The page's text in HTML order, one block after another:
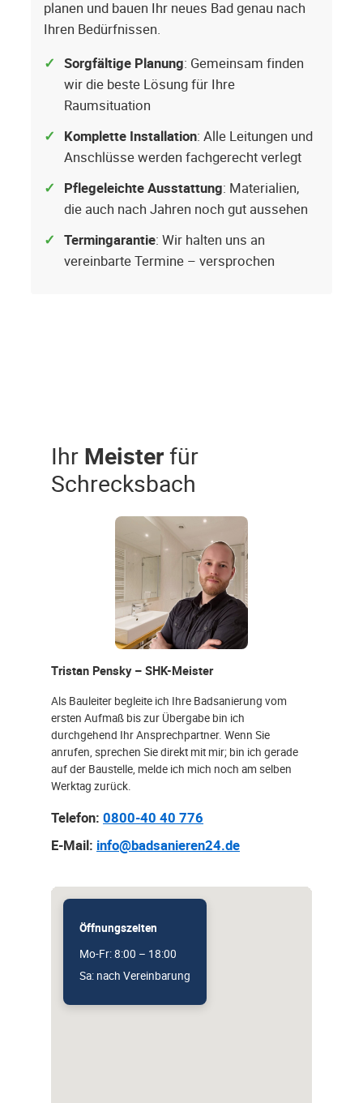
planen und bauen Ihr neues Bad genau nach
Ihren Bedürfnissen.
Sorgfältige Planung: Gemeinsam finden
wir die beste Lösung für Ihre
Raumsituation
Komplette Installation: Alle Leitungen und
Anschlüsse werden fachgerecht verlegt
Pflegeleichte Ausstattung: Materialien,
die auch nach Jahren noch gut aussehen
Termingarantie: Wir halten uns an
vereinbarte Termine – versprochen
Ihr Meisterfür
Schrecksbach
Tristan Pensky – SHK-Meister
Als Bauleiter begleite ich Ihre Badsanierung vom
ersten Aufmaß bis zur Übergabe bin ich
durchgehend Ihr Ansprechpartner. Wenn Sie
anrufen, sprechen Sie direkt mit mir; bin ich gerade
auf der Baustelle, melde ich mich noch am selben
Werktag zurück.
Telefon: 0800-40 40 776
E-Mail: info@badsanieren24.de
Öffnungszeiten
Mo-Fr: 8:00 – 18:00
Sa: nach Vereinbarung